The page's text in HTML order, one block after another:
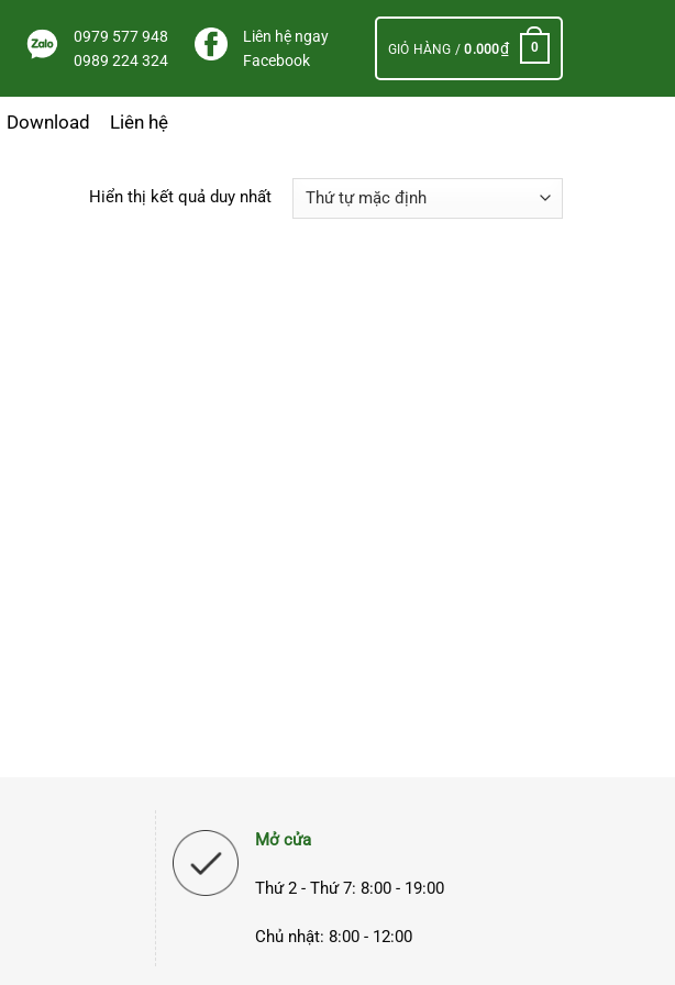
0979 577 948
0989 224 324
Liên hệ ngay
Facebook
GIỎ HÀNG /0.000₫ 0
Download Liên hệ
Hiển thị kết quả duy nhất
Mở cửa
Thứ 2 - Thứ 7: 8:00 - 19:00
Chủ nhật: 8:00 - 12:00